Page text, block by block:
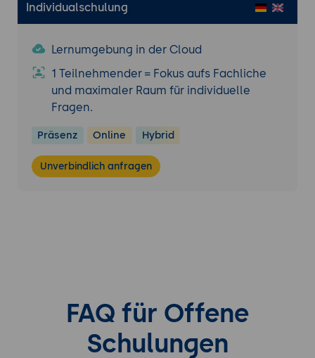
Individualschulung
Lernumgebung in der Cloud
1 Teilnehmender = Fokus aufs Fachliche
und maximaler Raum für individuelle
Fragen.
Präsenz Online Hybrid
Unverbindlich anfragen
FAQ für Offene
Schulungen